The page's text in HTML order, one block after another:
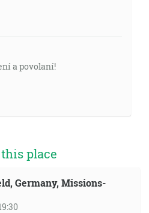
a povolaní!
place
Germany, Missions-